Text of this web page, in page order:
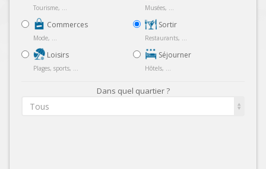
Tourisme, ...
Commerces
Mode, ...
Loisirs
Plages, sports, ...
Musées, ...
Sortir
Restaurants, ...
Séjourner
Hôtels, ...
Dans quel quartier ?
Tous